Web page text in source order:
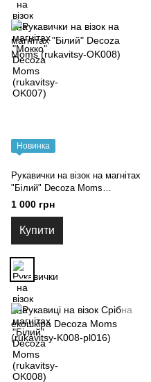
Новинка
Рукавички на візок на магнітах
"Білий" Decoza Moms
(rukavitsy-OK008)
1 000 грн
Купити